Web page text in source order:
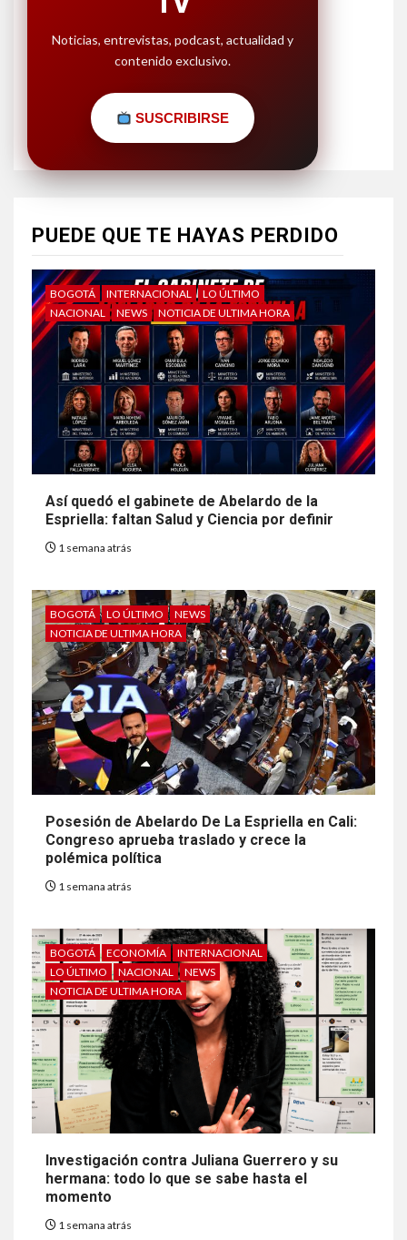
Noticias, entrevistas, podcast, actualidad y
contenido exclusivo.
SUSCRIBIRSE
PUEDE QUE TE HAYAS PERDIDO
BOGOTÁ INTERNACIONAL
LO ÚLTIMO
NACIONAL
NEWS NOTICIA DE ULTIMA HORA
Así quedó el gabinete de Abelardo de la
Espriella: faltan Salud y Ciencia por definir
1 semana atrás
BOGOTÁ LO ÚLTIMO
NEWS
NOTICIA DE ULTIMA HORA
Posesión de Abelardo De La Espriella en Cali:
Congreso aprueba traslado y crece la
polémica política
1 semana atrás
BOGOTÁ ECONOMÍA
INTERNACIONAL
LO ÚLTIMO
NACIONAL
NEWS
NOTICIA DE ULTIMA HORA
Investigación contra Juliana Guerrero y su
hermana: todo lo que se sabe hasta el
momento
1 semana atrás